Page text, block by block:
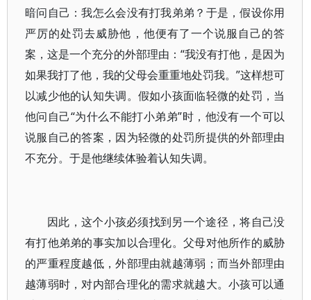
暗问自己：我怎么会没有打我弟弟？于是，假设你用
严厉的处罚去威胁他，他便有了一个说服自己的答
案，这是一个充分的外部理由：“我没有打他，是因为
如果我打了他，我的父母会重重地处罚我。”这样想可
以减少他的认知失调。假如小孩面临轻微的处罚，当
他问自己“为什么不能打小弟弟”时，他没有一个可以
说服自己的答案，因为轻微的处罚所提供的外部理由
不充分。于是他继续体验着认知失调。
因此，这个小孩必须找到另一个途径，将自己没
有打他弟弟的事实加以合理化。父母对他所作的威胁
的严重程度越低，外部理由就越薄弱；而当外部理由
越薄弱时，对内部合理化的需求就越大。小孩可以通